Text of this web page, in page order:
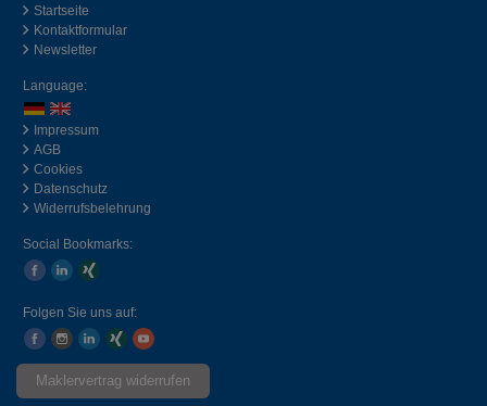
Startseite
Kontaktformular
Newsletter
Language:
Impressum
AGB
Cookies
Datenschutz
Widerrufsbelehrung
Social Bookmarks:
Folgen Sie uns auf:
Maklervertrag widerrufen